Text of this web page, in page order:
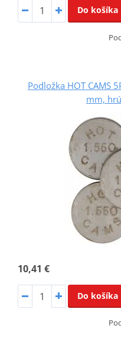
Do košíka
Podložka HOT CAMS
mm,
10,41 €
Do košíka